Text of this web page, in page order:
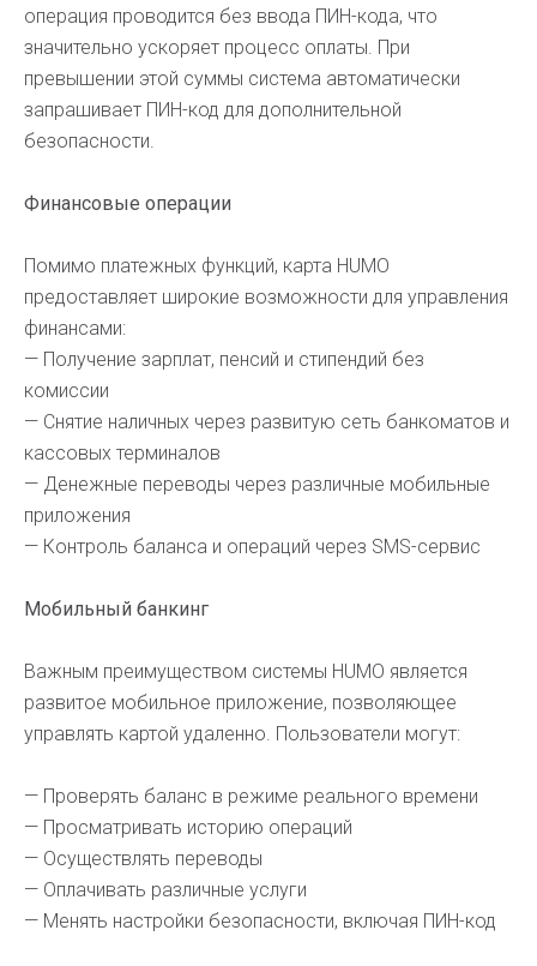
операция проводится без ввода ПИН-кода, что
значительно ускоряет процесс оплаты. При
превышении этой суммы система автоматически
запрашивает ПИН-код для дополнительной
безопасности.
Финансовые операции
Помимо платежных функций, карта HUMO
предоставляет широкие возможности для управления
финансами:
— Получение зарплат, пенсий и стипендий без
комиссии
— Снятие наличных через развитую сеть банкоматов и
кассовых терминалов
— Денежные переводы через различные мобильные
приложения
— Контроль баланса и операций через SMS-сервис
Мобильный банкинг
Важным преимуществом системы HUMO является
развитое мобильное приложение, позволяющее
управлять картой удаленно. Пользователи могут:
— Проверять баланс в режиме реального времени
— Просматривать историю операций
— Осуществлять переводы
— Оплачивать различные услуги
— Менять настройки безопасности, включая ПИН-код